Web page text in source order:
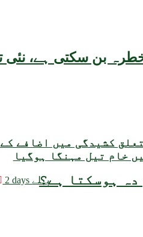
ہوسکتا ہے؟
کشیدگی میں اضافے کے
خام تیل مہنگا ہوگیا
2 days پہلے